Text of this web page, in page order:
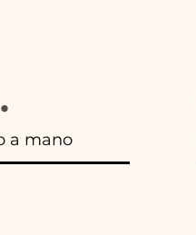
a mano